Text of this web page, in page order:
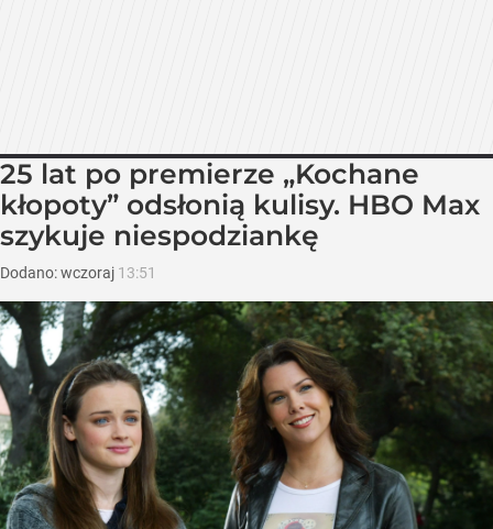
25 lat po premierze „Kochane
kłopoty” odsłonią kulisy. HBO Max
szykuje niespodziankę
Dodano:wczoraj 13:51